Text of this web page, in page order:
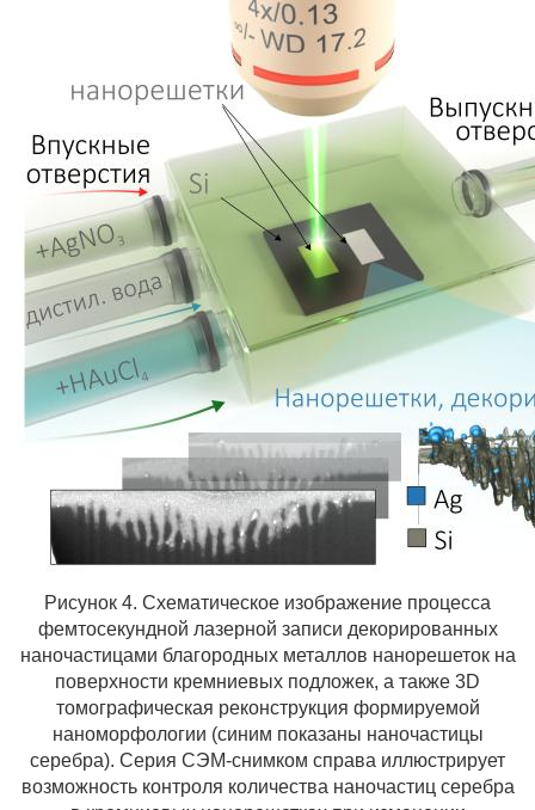
Рисунок 4. Схематическое изображение процесса
фемтосекундной лазерной записи декорированных
наночастицами благородных металлов нанорешеток на
поверхности кремниевых подложек, а также 3D
томографическая реконструкция формируемой
наноморфологии (синим показаны наночастицы
серебра). Серия СЭМ-снимком справа иллюстрирует
возможность контроля количества наночастиц серебра